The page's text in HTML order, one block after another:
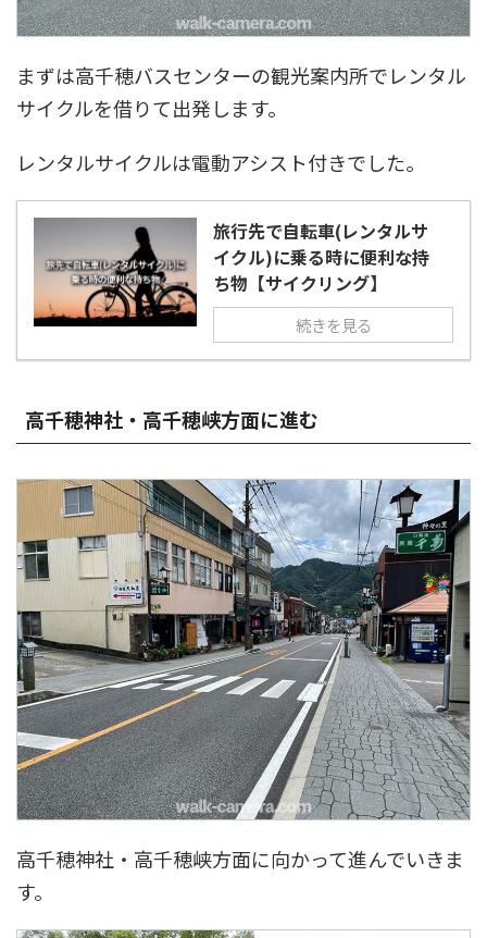
まずは高千穂バスセンターの観光案内所でレンタル
サイクルを借りて出発します。
レンタルサイクルは電動アシスト付きでした。
旅行先で自転車(レンタルサ
イクル)に乗る時に便利な持
ち物【サイクリング】
続きを見る
高千穂神社・高千穂峡方面に進む
高千穂神社・高千穂峡方面に向かって進んでいきま
す。